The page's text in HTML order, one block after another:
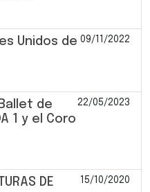
Unidos de 09/11/2022
de
1 y el Coro
22/05/2023
DE
15/10/2020